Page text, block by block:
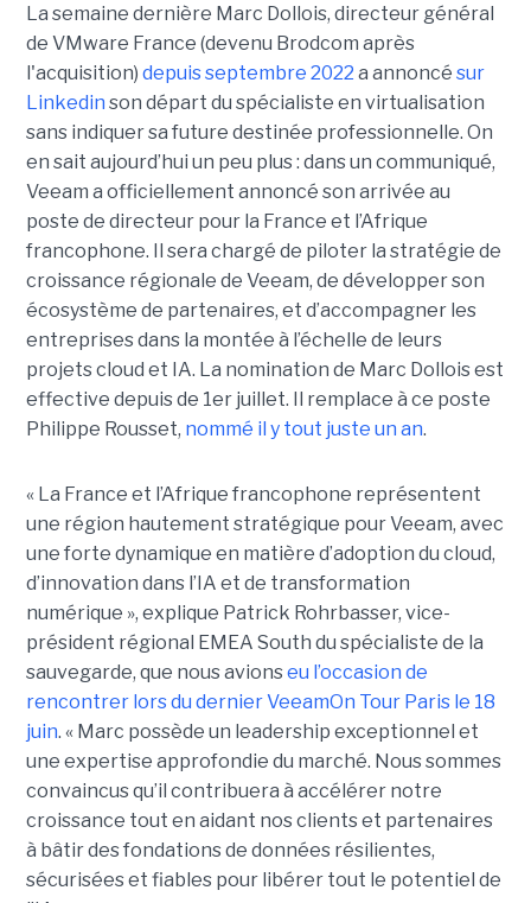
La semaine dernière Marc Dollois, directeur général
de VMware France (devenu Brodcom après
l'acquisition) depuis septembre 2022 a annoncé sur
Linkedin son départ du spécialiste en virtualisation
sans indiquer sa future destinée professionnelle. On
en sait aujourd’hui un peu plus : dans un communiqué,
Veeam a officiellement annoncé son arrivée au
poste de directeur pour la France et l’Afrique
francophone. Il sera chargé de piloter la stratégie de
croissance régionale de Veeam, de développer son
écosystème de partenaires, et d’accompagner les
entreprises dans la montée à l’échelle de leurs
projets cloud et IA. La nomination de Marc Dollois est
effective depuis de 1er juillet. Il remplace à ce poste
Philippe Rousset, nommé il y tout juste un an.
« La France et l’Afrique francophone représentent
une région hautement stratégique pour Veeam, avec
une forte dynamique en matière d’adoption du cloud,
d’innovation dans l’IA et de transformation
numérique », explique Patrick Rohrbasser, vice-
président régional EMEA South du spécialiste de la
sauvegarde, que nous avionseu l’occasion de
rencontrer lors du dernier VeeamOn Tour Paris le 18
juin. « Marc possède un leadership exceptionnel et
une expertise approfondie du marché. Nous sommes
convaincus qu’il contribuera à accélérer notre
croissance tout en aidant nos clients et partenaires
à bâtir des fondations de données résilientes,
sécurisées et fiables pour libérer tout le potentiel de